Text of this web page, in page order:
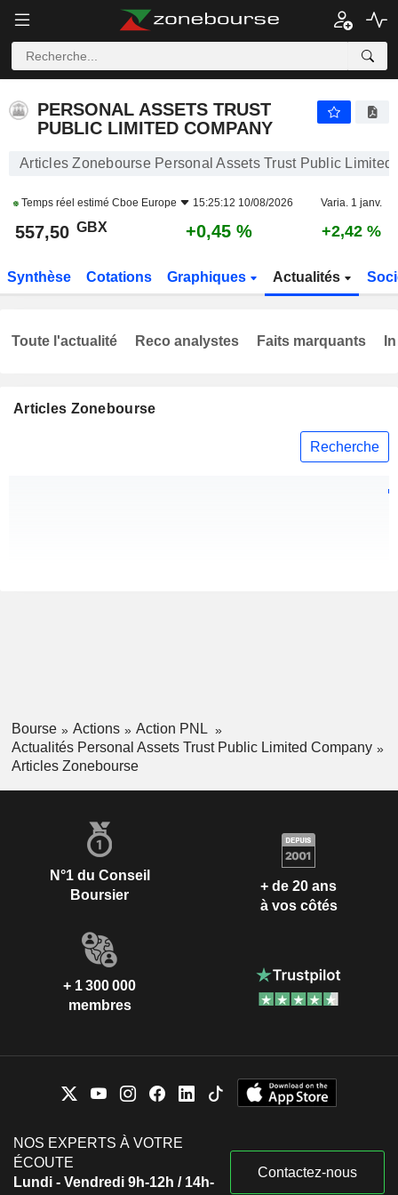
PERSONAL ASSETS TRUST
PUBLIC LIMITED COMPANY
Articles Zonebourse Personal Assets Trust Public Limited
Temps réel estimé Cboe Europe 15:25:12 10/08/2026 Varia. 1 janv.
557,50 GBX +0,45 % +2,42 %
Synthèse Cotations Graphiques Actualités
Articles Zonebourse
Recherche
Toute l'actualité Reco analystes Faits marquants
Bourse Actions
Action PNL
Actualités Personal Assets Trust Public Limited Company
Articles Zonebourse
N°1 du Conseil
Boursier
+ de 20 ans
à vos côtés
+ 1 300 000
membres
NOS EXPERTS À VOTRE
ÉCOUTE
Lundi - Vendredi 9h-12h / 14h-
Contactez-nous